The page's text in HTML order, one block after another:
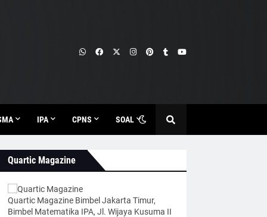
IPA CPNS SOAL
Quartic Magazine
Quartic Magazine Bimbel Jakarta Timur,
Bimbel Matematika IPA, Jl. Wijaya Kusuma II